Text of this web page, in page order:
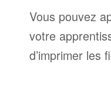
Vous pouvez
votre
d’imprimer les